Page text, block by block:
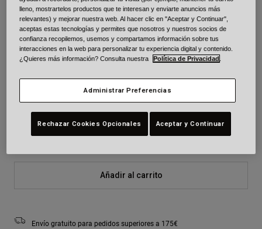
Color -Negro Camuflaje
M L
Añadir al carrito
Envío gratuito para pedidos superiores a 175€
lleno, mostrartelos productos que te interesan y enviarte anuncios más
relevantes) y mejorar nuestra web. Al hacer clic en "Aceptar y Continuar",
aceptas estas tecnologías y permites que nosotros y nuestros socios de
confianza recopilemos, usemos y compartamos información sobre tus
interacciones en la web para personalizar tu experiencia digital y contenido.
¿Quieres más información? Consulta nuestra
Política de Privacidad
Administrar Preferencias
Rechazar Cookies Opcionales Aceptar y Continuar